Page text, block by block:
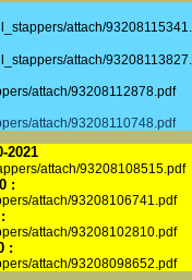
attach/
attach/
attach/93208112878.pdf
attach/93208110748.pdf
2021
attach/93208108515.pdf
:
attach/93208106741.pdf
attach/93208102810.pdf
:
attach/93208098652.pdf